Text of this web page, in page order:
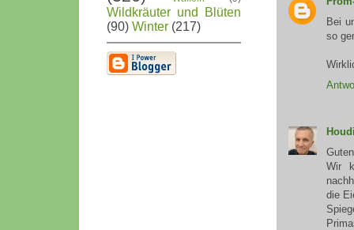
Bei
so
Wir
die
Wildkräuter und Blüten
(90) Winter (217)